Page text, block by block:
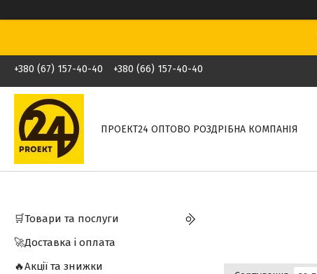
+380 (67) 157-40-40 +380 (66) 157-40-40
ПРОЕКТ24 ОПТОВО РОЗДРІБНА КОМПАНІЯ
🛒Товари та послуги
🚀Доставка і оплата
🔥Акції та знижки